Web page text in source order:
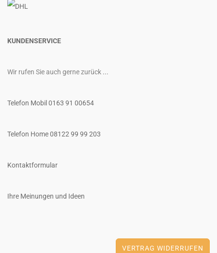
KUNDENSERVICE
Wir rufen Sie auch gerne zurück ...
Telefon Mobil 0163 91 00654
Telefon Home 08122 99 99 203
Kontaktformular
Ihre Meinungen und Ideen
VERTRAG WIDERRUFEN